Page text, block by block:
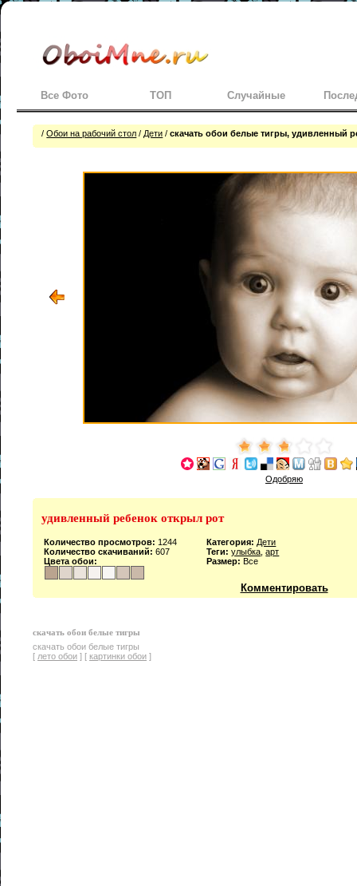
Все Фото ТОП Случайные
/Обои на рабочий стол / Дети /скачать обои белые тигры, удивленный
Одобряю
удивленный ребенок открыл рот
Количество просмотров: 1244
Количество скачиваний: 607
Цвета обои:
Категория: Дети
Теги: улыбка ,арт
Размер: Все
Комментировать
скачать обои белые тигры
скачать обои белые тигры
[ лето обои ] [ картинки обои ]